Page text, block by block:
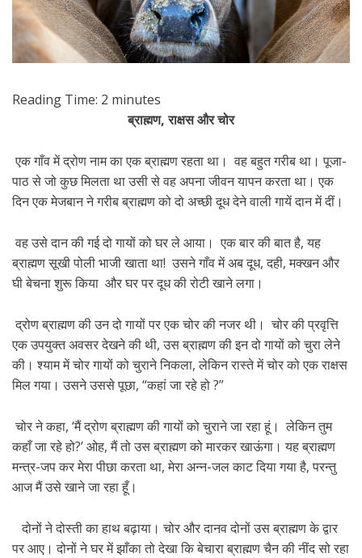
Reading Time: 2 minutes
ब्राह्मण, राक्षस और चोर
एक गाँव में द्रोण नाम का एक ब्राह्मण रहता था। वह बहुत गरीब था। पूजा-
पाठ से जो कुछ मिलता था उसी से वह अपना जीवन यापन करता था। एक
दिन एक मेजबान ने गरीब ब्राह्मण को दो अच्छी दूध देने वाली गायें दान में दीं।
वह उसे दान की गई दो गायों को घर ले आया। एक बार की बात है, यह
ब्राह्मण सूखी पोली भाजी खाता था! उसने गाँव में अब दूध, दही, मक्खन और
घी बेचना शुरू किया और घर पर दूध की रोटी खाने लगा।
द्रोण ब्राह्मण की उन दो गायों पर एक चोर की नजर थी। चोर की प्रवृत्ति
एक उपयुक्त अवसर देखने की थी, उस ब्राह्मण की इन दो गायों को चुरा लेने
की। श्याम में चोर गायों को चुराने निकला, लेकिन रास्ते में चोर को एक राक्षस
मिल गया। उसने उससे पूछा, “कहां जा रहे हो ?”
चोर ने कहा, ‘मैं द्रोण ब्राह्मण की गायों को चुराने जा रहा हूं। लेकिन तुम
कहाँ जा रहे हो?’ ओह, मैं तो उस ब्राह्मण को मारकर खाऊंगा। यह ब्राह्मण
मन्त्र-जप कर मेरा पीछा करता था, मेरा अन्न-जल काट दिया गया है, परन्तु
आज मैं उसे खाने जा रहा हूँ।
दोनों ने दोस्ती का हाथ बढ़ाया। चोर और दानव दोनों उस ब्राह्मण के द्वार
पर आए। दोनों ने घर में झाँका तो देखा कि बेचारा ब्राह्मण चैन की नींद सो रहा